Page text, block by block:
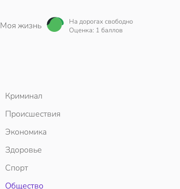
Моя жизнь
На дорогах свободно
Оценка: 1 баллов
Криминал
Происшествия
Экономика
Здоровье
Спорт
Общество